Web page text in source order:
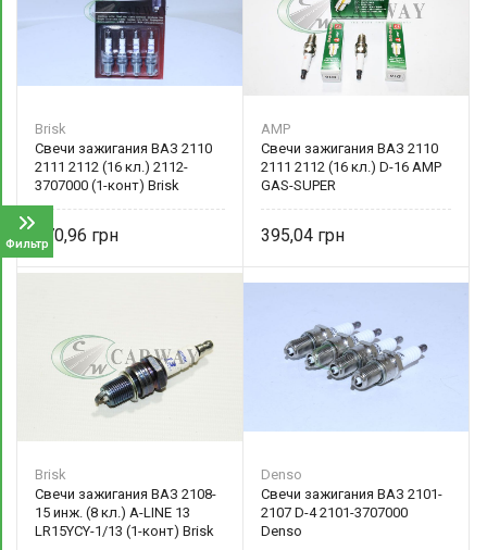
Фильтр
Brisk
Свечи зажигания ВАЗ 2110
2111 2112 (16 кл.) 2112-
3707000 (1-конт) Brisk
370,96
AMP
Свечи зажигания ВАЗ 2110
2111 2112 (16 кл.) D-16 AMP
GAS-SUPER
395,04
Brisk
Свечи зажигания ВАЗ 2108-
15 инж. (8 кл.) A-LINE 13
LR15YCY-1/13 (1-конт) Brisk
Denso
Свечи зажигания ВАЗ 2101-
2107 D-4 2101-3707000
Denso